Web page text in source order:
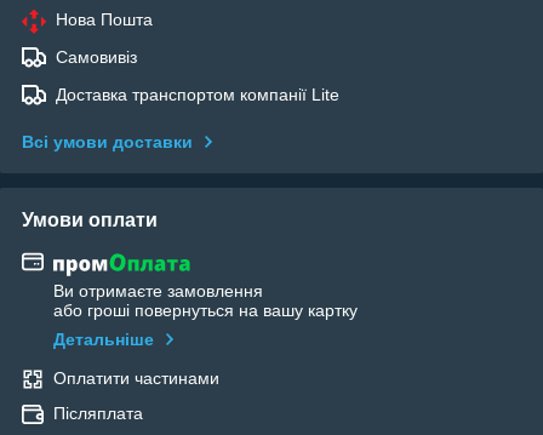
Нова Пошта
Самовивіз
Доставка транспортом компанії Lite
Всі умови доставки
Умови оплати
Ви отримаєте замовлення
або гроші повернуться на вашу картку
Детальніше
Оплатити частинами
Післяплата